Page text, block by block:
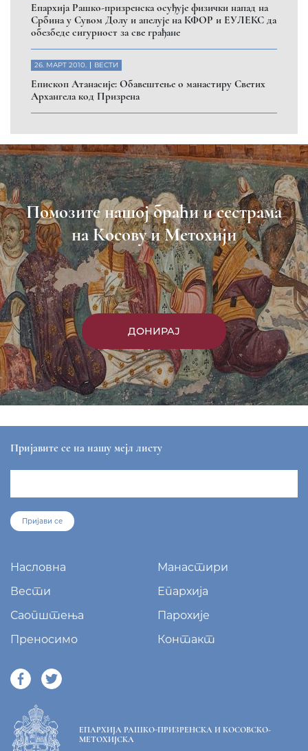
Eпархија Рашко-призренска осуђује физички напад на
Србина у Сувом Долу и апелује на КФОР и ЕУЛЕКС да
обезбеде сигурност за све грађане
26. МАРТ 2010. ВЕСТИ
Eпископ Атанасије: Обавештење о манастиру Светих
Архангела код Призрена
Помозите нашој браћи и сестрама
на Косову и Метохији
ДОНИРАЈ
Пријавите се на нашу мејл листу
Пријави се
Насловна
Манастири
Вести
Епархија
Саопштења
Парохије
Преносимо
Контакт
ЕПАРХИЈА РАШКО-ПРИЗРЕНСКА И КОСОВСКО-
МЕТОХИЈСКА